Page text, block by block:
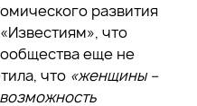
развития
что
еще не
что «женщины –